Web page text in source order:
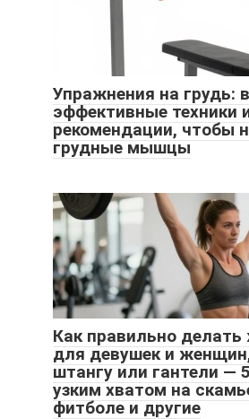
Упражнения на грудь:
эффективные техники
рекомендации, чтобы
грудные мышцы
Как правильно
для девушек и
штангу или гантели —
узким хватом на
фитболе и другие